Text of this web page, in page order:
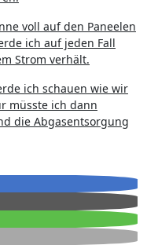
voll auf den Paneelen
ich auf jeden Fall
Strom verhält.
ich schauen wie wir
müsste ich dann
die Abgasentsorgung